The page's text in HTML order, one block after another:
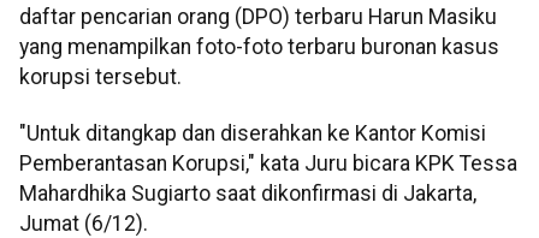
daftar pencarian orang (DPO) terbaru Harun Masiku
yang menampilkan foto-foto terbaru buronan kasus
korupsi tersebut.
"Untuk ditangkap dan diserahkan ke Kantor Komisi
Pemberantasan Korupsi," kata Juru bicara KPK Tessa
Mahardhika Sugiarto saat dikonfirmasi di Jakarta,
Jumat (6/12).